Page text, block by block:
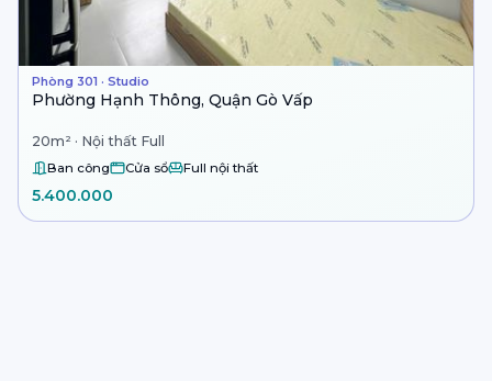
Phòng 301 · Studio
Phường Hạnh Thông, Quận Gò Vấp
20m² · Nội thất Full
Ban công Cửa sổ Full nội thất
5.400.000